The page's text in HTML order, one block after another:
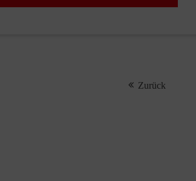
Zurück